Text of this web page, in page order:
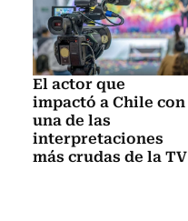
El actor que
impactó a Chile con
una de las
interpretaciones
más crudas de la TV